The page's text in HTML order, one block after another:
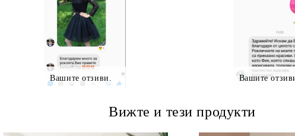
Вашите отзиви. Вашите
Вижте и тези продукти